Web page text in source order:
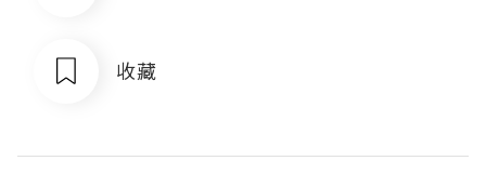
收藏